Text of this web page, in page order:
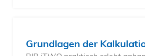
Grundlagen der